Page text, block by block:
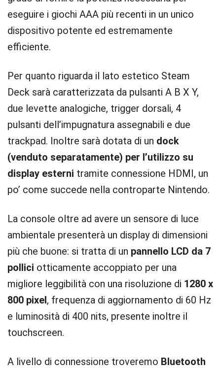
eseguire i giochi AAA più recenti in un unico
dispositivo potente ed estremamente
efficiente.
Per quanto riguarda il lato estetico Steam
Deck sarà caratterizzata da pulsanti A B X Y,
due levette analogiche, trigger dorsali, 4
pulsanti dell’impugnatura assegnabili e due
trackpad. Inoltre sarà dotata di un dock
(venduto separatamente) per l’utilizzo su
display esterni tramite connessione HDMI, un
po’ come succede nella controparte Nintendo.
La console oltre ad avere un sensore di luce
ambientale presenterà un display di dimensioni
più che buone: si tratta di un pannello LCD da 7
pollici otticamente accoppiato per una
migliore leggibilità con una risoluzione di 1280 x
800 pixel, frequenza di aggiornamento di 60 Hz
e luminosità di 400 nits, presente inoltre il
touchscreen.
A livello di connessione troveremo Bluetooth